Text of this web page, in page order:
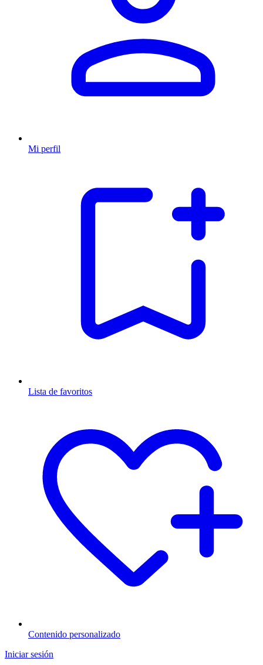
Mi perfil
Lista de favoritos
Contenido personalizado
Iniciar sesión